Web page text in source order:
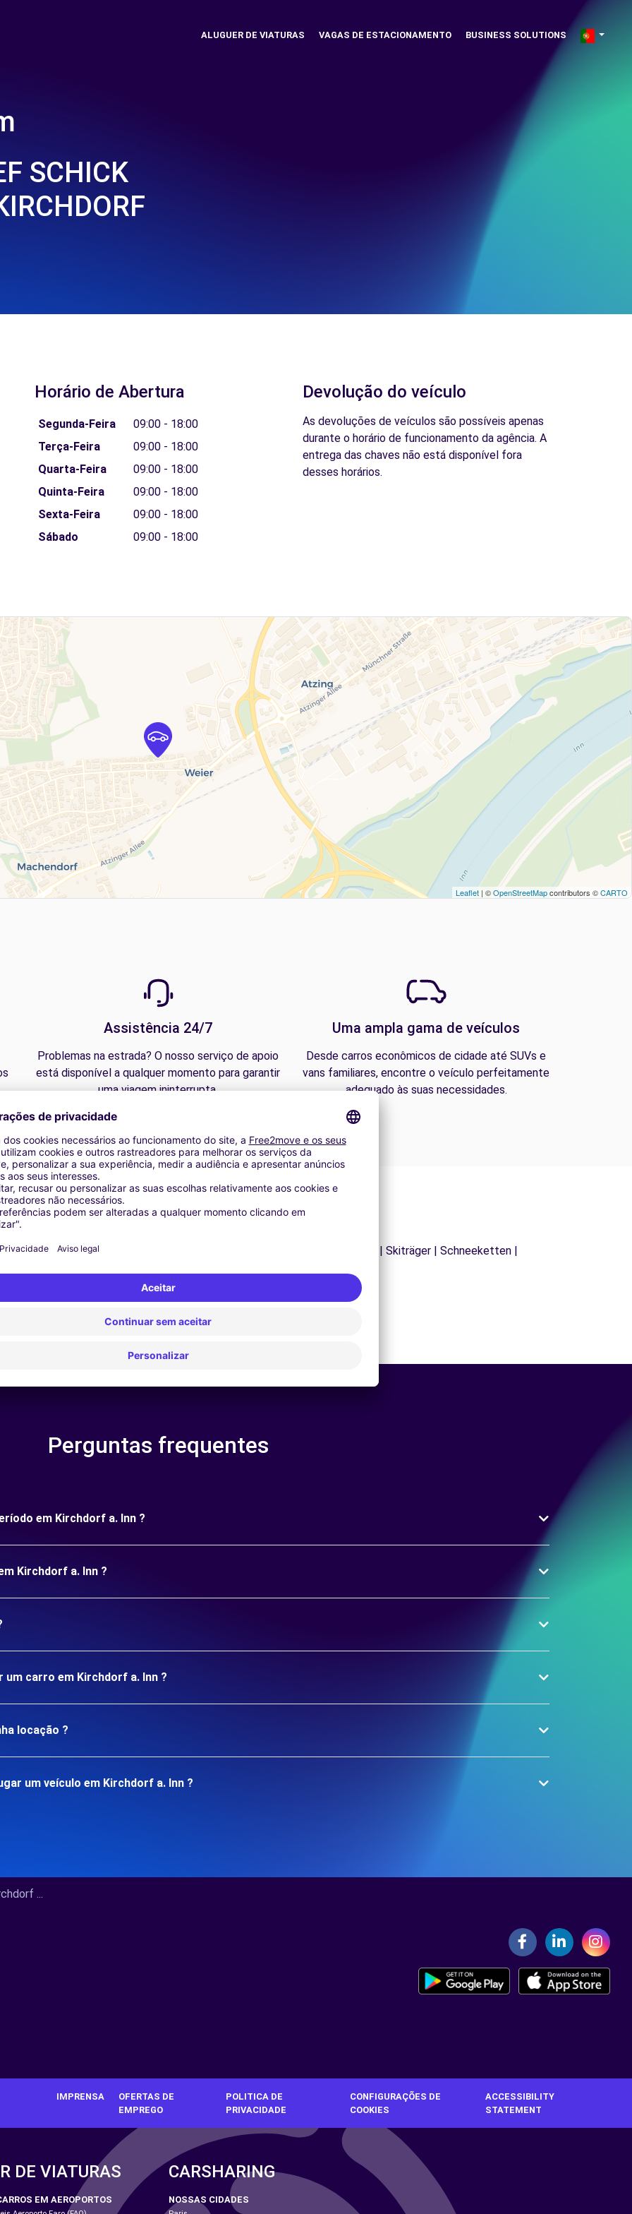
ALUGUER DE VIATURAS VAGAS DE ESTACIONAMENTO BUSINESS SOLUTIONS
SCHICK
Horário de Abertura
Segunda-Feira
09:00 - 18:00
Terça-Feira
09:00 - 18:00
Quarta-Feira
09:00 - 18:00
Quinta-Feira
09:00 - 18:00
Sexta-Feira
09:00 - 18:00
Sábado
09:00 - 18:00
Devolução do veículo
As devoluções de veículos são possíveis apenas
durante o horário de funcionamento da agência. A
entrega das chaves não está disponível fora
desses horários.
Leaflet | ©OpenStreetMapcontributors ©CARTO
Assistência 24/7
Problemas na estrada? O nosso serviço de apoio
está disponível a qualquer momento para garantir
uma viagem ininterrupta.
Uma ampla gama de veículos
Desde carros econômicos de cidade até SUVs e
vans familiares, encontre o veículo perfeitamente
adequado às suas necessidades.
| Navigationsgerät garantiert | Umzugs-Kit | Dachkoffer | Dachträger | Skiträger | Schneeketten |
Perguntas frequentes
em Kirchdorf a. Inn ?
Kirchdorf a. Inn ?
um carro em Kirchdorf a. Inn ?
locação ?
um veículo em Kirchdorf a. Inn ?
...
IMPRENSA
OFERTAS DE
EMPREGO
POLITICA DE
PRIVACIDADE
CONFIGURAÇÕES DE
COOKIES
ACCESSIBILITY
STATEMENT
DE VIATURAS
EM AEROPORTOS
CARSHARING
NOSSAS CIDADES